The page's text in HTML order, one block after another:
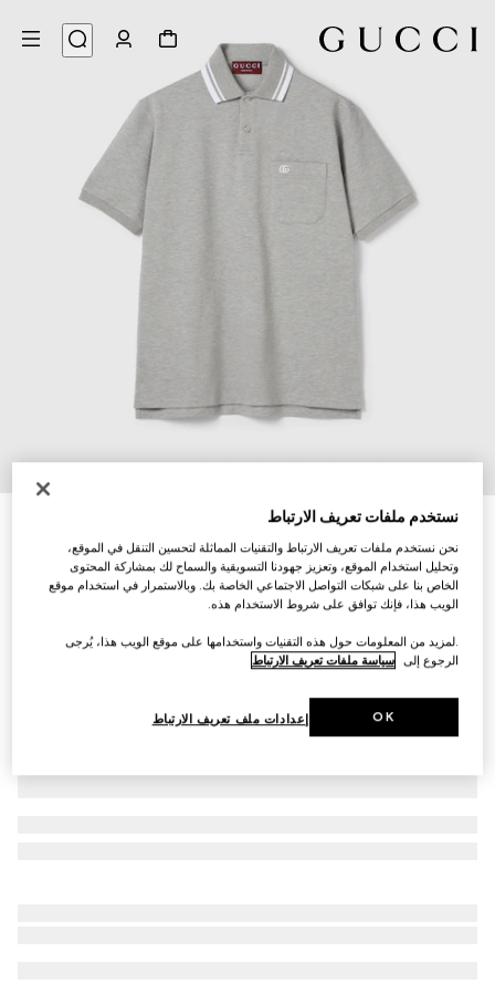
قميص بولو من قطن بيكيه مع تطريز
SAR 2,800
تنويعاتخليط اللون الرمادي
نستخدم ملفات تعريف الارتباط
نحن نستخدم ملفات تعريف الارتباط والتقنيات المماثلة لتحسين التنقل في الموقع،
وتحليل استخدام الموقع، وتعزيز جهودنا التسويقية والسماح لك بمشاركة المحتوى
الخاص بنا على شبكات التواصل الاجتماعي الخاصة بك. وبالاستمرار في استخدام موقع
الويب هذا، فإنك توافق على شروط الاستخدام هذه.
.لمزيد من المعلومات حول هذه التقنيات واستخدامها على موقع الويب هذا، يُرجى
الرجوع إلى سياسة ملفات تعريف الارتباط
إعدادات ملف تعريف الارتباط OK